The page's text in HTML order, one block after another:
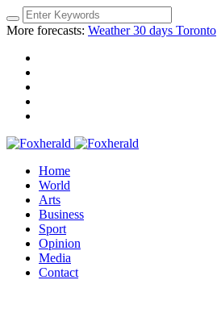
More forecasts: Weather 30 days Toronto
Home
World
Arts
Business
Sport
Opinion
Media
Contact